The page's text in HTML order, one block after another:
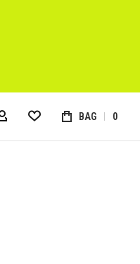
MY ACCOUNT BAG 0